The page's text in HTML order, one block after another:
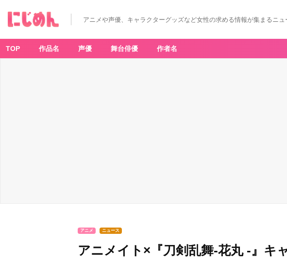
アニメや声優、キャラクターグッズなど女性の求める情報が集まるニュ
TOP 作品名 声優 舞台俳優 作者名
アニメ ニュース
アニメイト×『刀剣乱舞-花丸 -』キ